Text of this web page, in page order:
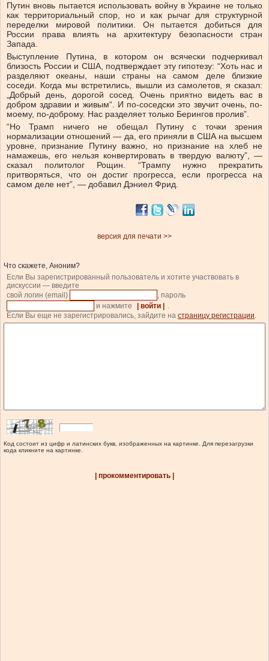
Путин вновь пытается использовать войну в Украине не только
как территориальный спор, но и как рычаг для структурной
переделки мировой политики. Он пытается добиться для
России права влиять на архитектуру безопасности стран
Запада.
Выступление Путина, в котором он всячески подчеркивал
близость России и США, подтверждает эту гипотезу: “Хоть нас и
разделяют океаны, наши страны на самом деле близкие
соседи. Когда мы встретились, вышли из самолетов, я сказал:
„Добрый день, дорогой сосед. Очень приятно видеть вас в
добром здравии и живым“. И по-соседски это звучит очень, по-
моему, по-доброму. Нас разделяет только Берингов пролив”.
“Но Трамп ничего не обещал Путину с точки зрения
нормализации отношений — да, его приняли в США на высшем
уровне, признание Путину важно, но признание на хлеб не
намажешь, его нельзя конвертировать в твердую валюту”, —
сказал политолог Рощин. “Трампу нужно прекратить
притворяться, что он достиг прогресса, если прогресса на
самом деле нет”, — добавил Дэниел Фрид.
версия для печати >>
Что скажете, Аноним?
Если Вы зарегистрированный пользователь и хотите участвовать в
дискуссии — введите
свой логин (email)
, пароль
и нажмите
| войти |
.
Если Вы еще не зарегистрировались, зайдите на страницу регистрации.
Код состоит из цифр и латинских букв, изображенных на картинке. Для перезагрузки
кода кликните на картинке.
| прокомментировать |